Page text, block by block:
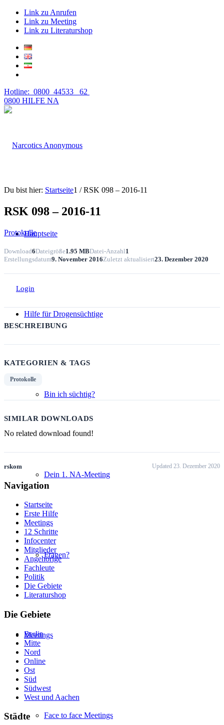
Link zu Anrufen
Link zu Meeting
Link zu Literaturshop
Hotline: 0800 44533 62
0800 HILFE NA
Hauptseite
Hilfe für Drogensüchtige
Bin ich süchtig?
Dein 1. NA-Meeting
Fragen?
Meetings
Face to face Meetings
Du bist hier: Startseite1 / RSK 098 – 2016-11
RSK 098 – 2016-11
Protokolle
Download6Dateigröße1.95 MBDatei-Anzahl1
Erstellungsdatum9. November 2016Zuletzt aktualisiert23. Dezember 2020
Login
BESCHREIBUNG
KATEGORIEN & TAGS
Protokolle
SIMILAR DOWNLOADS
No related download found!
rskom Updated 23. Dezember 2020
Navigation
Startseite
Erste Hilfe
Meetings
12 Schritte
Infocenter
Mitglieder
Angehörige
Fachleute
Politik
Die Gebiete
Literaturshop
Die Gebiete
Berlin
Mitte
Nord
Online
Ost
Süd
Südwest
West und Aachen
Städte